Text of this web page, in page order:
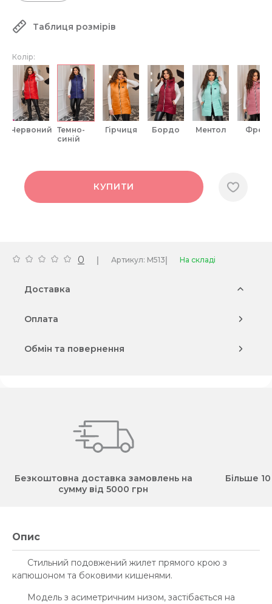
Таблиця розмірів
Колір:
червоний темно-
синій
гірчиця бордо ментол фрез
КУПИТИ
0 | Артикул: M513| На складі
Доставка
Оплата
Обмін та повернення
Безкоштовна доставка замовлень на
сумму від 5000 грн
Більше
Опис
Стильний подовжений жилет прямого крою з
капюшоном та боковими кишенями.
Модель з асиметричним низом, застібається на